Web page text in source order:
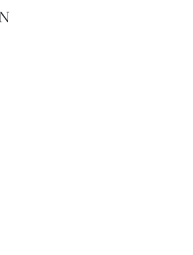
: radiateur (electrique)